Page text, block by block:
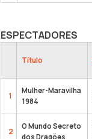
ESPECTADORES
Título
1
Mulher-Maravilha
1984
2
O Mundo Secreto
dos Dragões